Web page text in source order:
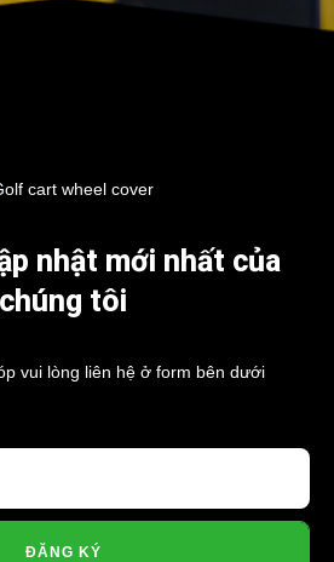
nhật mới nhất của
chúng tôi
vui lòng liên hệ ở form bên dưới
ĐĂNG KÝ